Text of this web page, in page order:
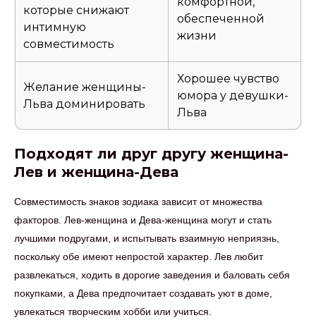
которые снижают
интимную
совместимость
обеспеченной
жизни
Желание женщины-
Льва доминировать
Хорошее чувство
юмора у девушки-
Льва
Подходят ли друг другу женщина-
Лев и женщина-Дева
Совместимость знаков зодиака зависит от множества
факторов. Лев-женщина и Дева-женщина могут и стать
лучшими подругами, и испытывать взаимную неприязнь,
поскольку обе имеют непростой характер. Лев любит
развлекаться, ходить в дорогие заведения и баловать себя
покупками, а Дева предпочитает создавать уют в доме,
увлекаться творческим хобби или учиться.